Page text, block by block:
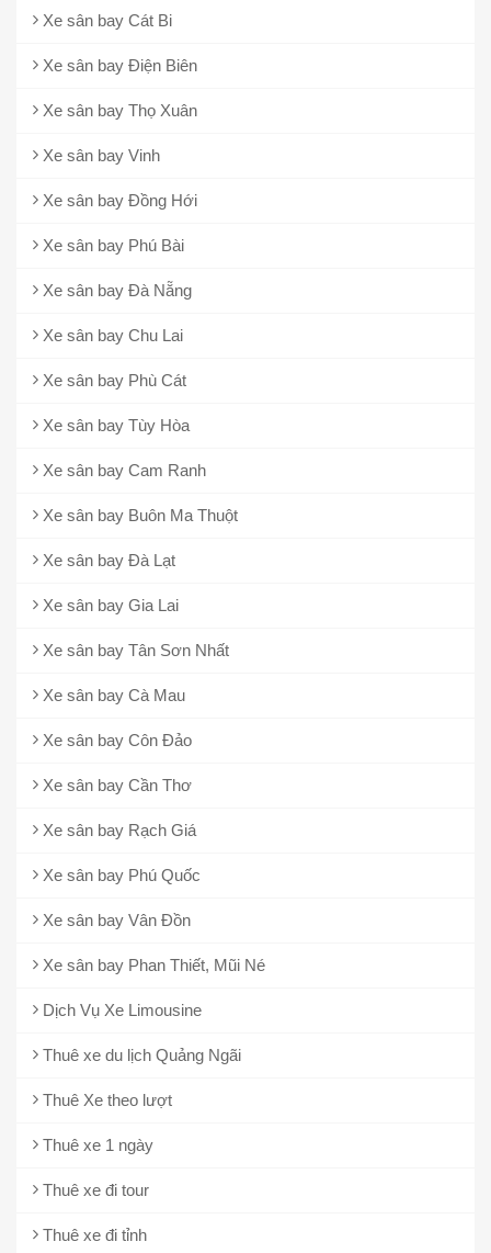
Xe sân bay Cát Bi
Xe sân bay Điện Biên
Xe sân bay Thọ Xuân
Xe sân bay Vinh
Xe sân bay Đồng Hới
Xe sân bay Phú Bài
Xe sân bay Đà Nẵng
Xe sân bay Chu Lai
Xe sân bay Phù Cát
Xe sân bay Tùy Hòa
Xe sân bay Cam Ranh
Xe sân bay Buôn Ma Thuột
Xe sân bay Đà Lạt
Xe sân bay Gia Lai
Xe sân bay Tân Sơn Nhất
Xe sân bay Cà Mau
Xe sân bay Côn Đảo
Xe sân bay Cần Thơ
Xe sân bay Rạch Giá
Xe sân bay Phú Quốc
Xe sân bay Vân Đồn
Xe sân bay Phan Thiết, Mũi Né
Dịch Vụ Xe Limousine
Thuê xe du lịch Quảng Ngãi
Thuê Xe theo lượt
Thuê xe 1 ngày
Thuê xe đi tour
Thuê xe đi tỉnh